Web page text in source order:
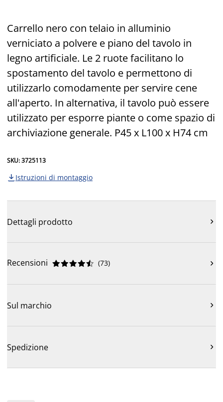
Carrello nero con telaio in alluminio
verniciato a polvere e piano del tavolo in
legno artificiale. Le 2 ruote facilitano lo
spostamento del tavolo e permettono di
utilizzarlo comodamente per servire cene
all'aperto. In alternativa, il tavolo può essere
utilizzato per esporre piante o come spazio di
archiviazione generale. P45 x L100 x H74 cm
SKU: 3725113
 Istruzioni di montaggio
Dettagli prodotto 
Recensioni 




 (73) 
Sul marchio 
Spedizione 